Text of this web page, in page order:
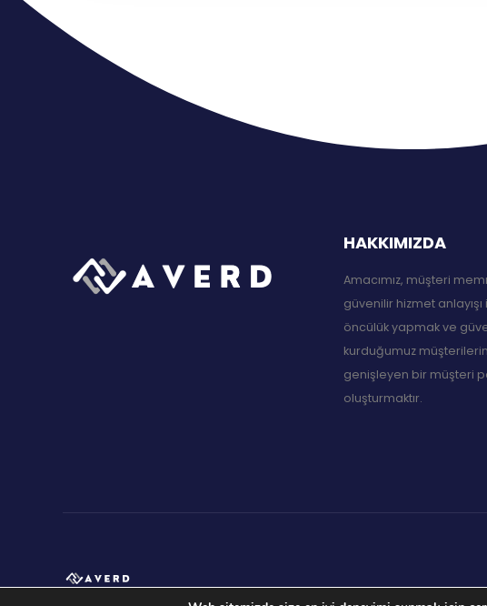
HAKKIMIZDA
Amacımız, müşteri
güvenilir hizmet
öncülük yapmak ve
kurduğumuz
genişleyen bir müşteri
oluşturmaktır.